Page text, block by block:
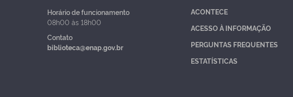
Horário de funcionamento
08h00 às 18h00
Contato
biblioteca@enap.gov.br
ACONTECE
ACESSO À INFORMAÇÃO
PERGUNTAS FREQUENTES
ESTATÍSTICAS